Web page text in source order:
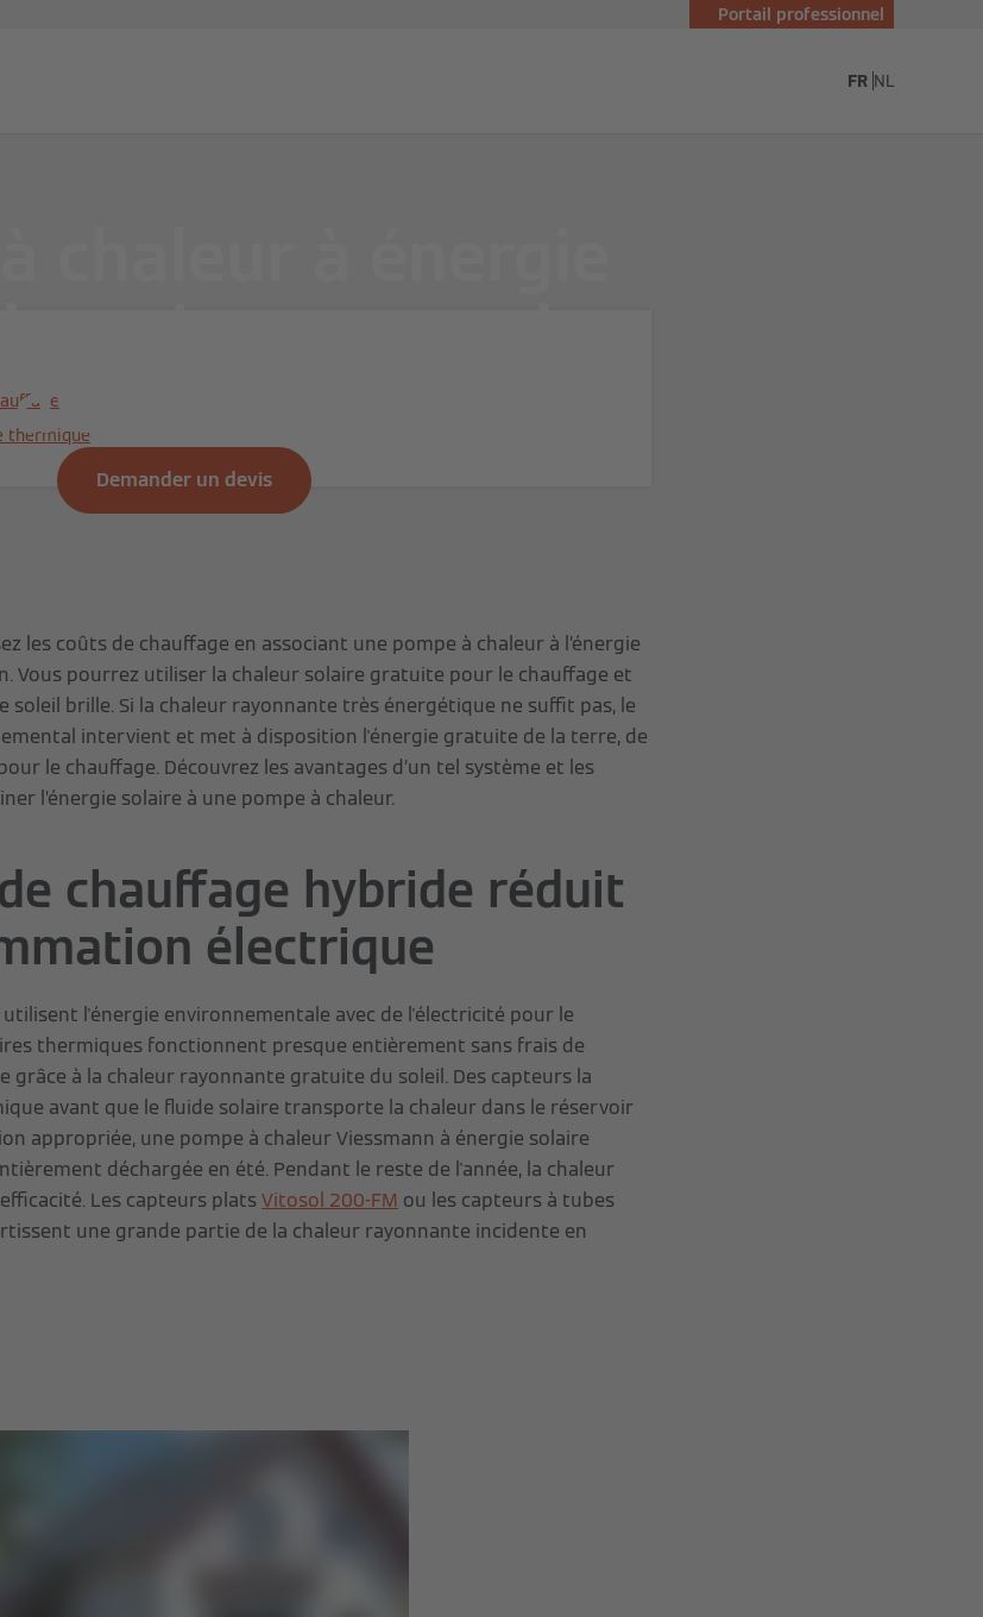
Portail professionnel
FR NL
pour plus
d’efficacité
Demander un devis
thermique
les coûts de chauffage en associant une pompe à chaleur à l’énergie
Vous pourrez utiliser la chaleur solaire gratuite pour le chauffage et
soleil brille. Si la chaleur rayonnante très énergétique ne suffit pas, le
intervient et met à disposition l'énergie gratuite de la terre, de
le chauffage. Découvrez les avantages d’un tel système et les
l’énergie solaire à une pompe à chaleur.
chauffage hybride réduit
électrique
l'énergie environnementale avec de l'électricité pour le
thermiques fonctionnent presque entièrement sans frais de
grâce à la chaleur rayonnante gratuite du soleil. Des capteurs la
avant que le fluide solaire transporte la chaleur dans le réservoir
appropriée, une pompe à chaleur Viessmann à énergie solaire
déchargée en été. Pendant le reste de l'année, la chaleur
Les capteurs platsVitosol 200-FM ou les capteurs à tubes
une grande partie de la chaleur rayonnante incidente en